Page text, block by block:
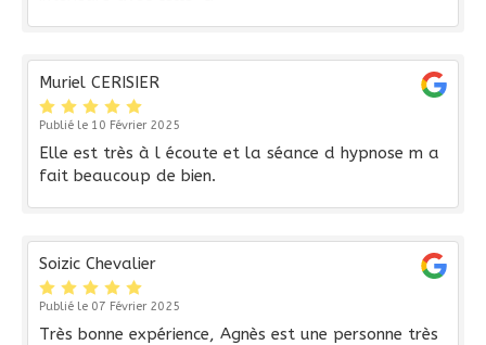
Muriel CERISIER
Publié le 10 Février 2025
Elle est très à l écoute et la séance d hypnose m a
fait beaucoup de bien.
Soizic Chevalier
Publié le 07 Février 2025
Très bonne expérience, Agnès est une personne très